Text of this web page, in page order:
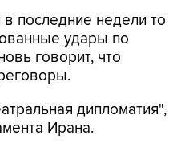
последние недели то
удары по
говорит, что
дипломатия",
Ирана.